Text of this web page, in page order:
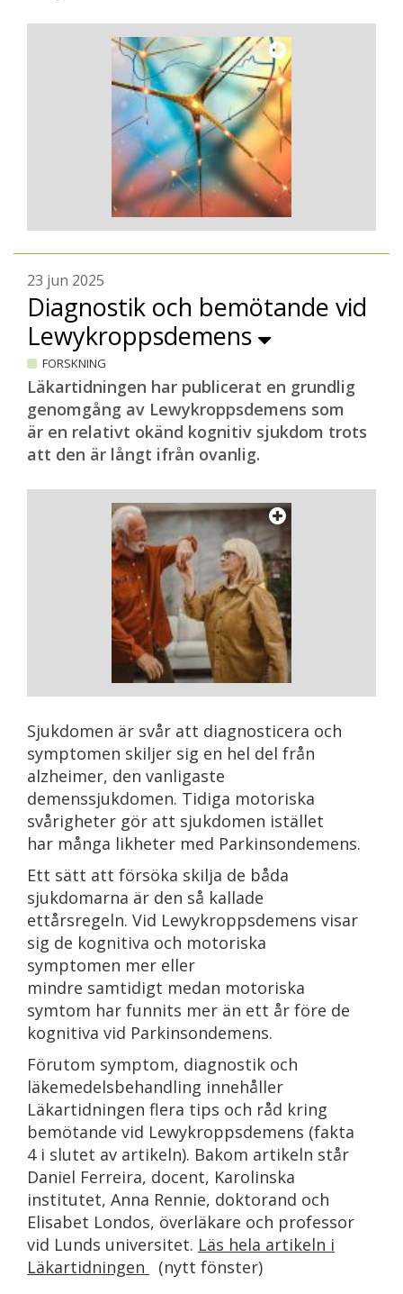
23 jun 2025
Diagnostik och bemötande vid
Lewykroppsdemens
FORSKNING
Läkartidningen har publicerat en grundlig
genomgång av Lewykroppsdemens som
är en relativt okänd kognitiv sjukdom trots
att den är långt ifrån ovanlig.
Sjukdomen är svår att diagnosticera och
symptomen skiljer sig en hel del från
alzheimer, den vanligaste
demenssjukdomen. Tidiga motoriska
svårigheter gör att sjukdomen istället
har många likheter med Parkinsondemens.
Ett sätt att försöka skilja de båda
sjukdomarna är den så kallade
ettårsregeln. Vid Lewykroppsdemens visar
sig de kognitiva och motoriska
symptomen mer eller
mindre samtidigt medan motoriska
symtom har funnits mer än ett år före de
kognitiva vid Parkinsondemens.
Förutom symptom, diagnostik och
läkemedelsbehandling innehåller
Läkartidningen flera tips och råd kring
bemötande vid Lewykroppsdemens (fakta
4 i slutet av artikeln). Bakom artikeln står
Daniel Ferreira, docent, Karolinska
institutet, Anna Rennie, doktorand och
Elisabet Londos, överläkare och professor
vid Lunds universitet. Läs hela artikeln i
Läkartidningen
(nytt fönster)